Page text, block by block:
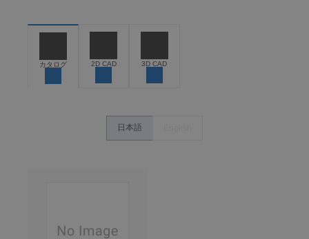
カタログ 2D CAD 3D CAD
日本語